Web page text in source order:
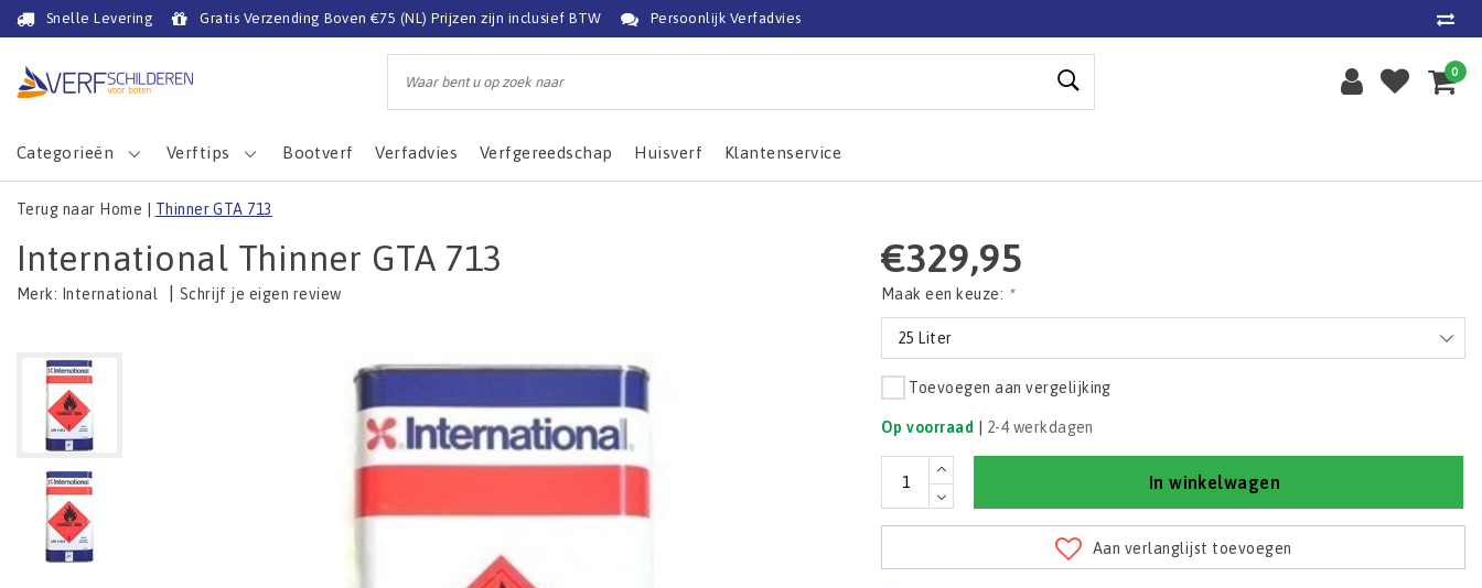
Snelle Levering Gratis Verzending Boven €75 (NL) Prijzen zijn inclusief BTW Persoonlijk Verfadvies
0
Categorieën Verftips Bootverf Verfadvies Verfgereedschap Huisverf Klantenservice
Terug naar Home Thinner GTA 713
International Thinner GTA 713
Merk: International Schrijf je eigen review
€329,95
Maak een keuze: *
25 Liter
Toevoegen aan vergelijking
Op voorraad 2-4 werkdagen
In winkelwagen
Aan verlanglijst toevoegen